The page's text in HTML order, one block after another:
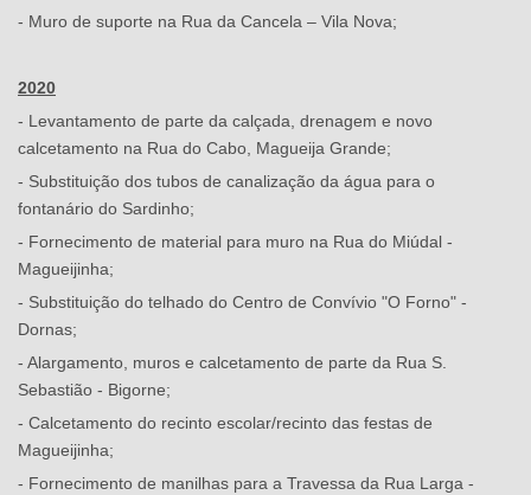
- Muro de suporte na Rua da Cancela – Vila Nova;
2020
- Levantamento de parte da calçada, drenagem e novo
calcetamento na Rua do Cabo, Magueija Grande;
- Substituição dos tubos de canalização da água para o
fontanário do Sardinho;
- Fornecimento de material para muro na Rua do Miúdal -
Magueijinha;
- Substituição do telhado do Centro de Convívio "O Forno" -
Dornas;
- Alargamento, muros e calcetamento de parte da Rua S.
Sebastião - Bigorne;
- Calcetamento do recinto escolar/recinto das festas de
Magueijinha;
- Fornecimento de manilhas para a Travessa da Rua Larga -